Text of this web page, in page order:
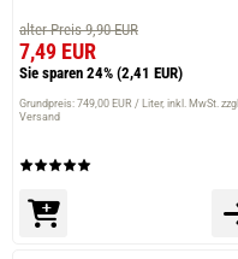
alter Preis 9,90 EUR
7,49 EUR
Sie sparen 24% (2,41 EUR)
Grundpreis: 749,00 EUR / Liter inkl. MwSt. zzgl.
Versand